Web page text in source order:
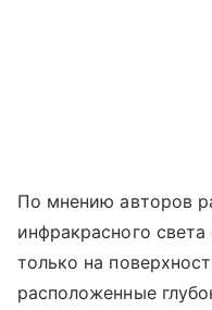
По мнению авторов
инфракрасного
только на
расположенные